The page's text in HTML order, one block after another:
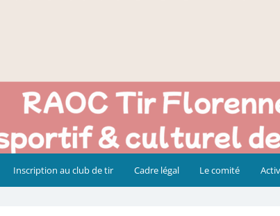
Inscription au club de tir Cadre légal Le comité